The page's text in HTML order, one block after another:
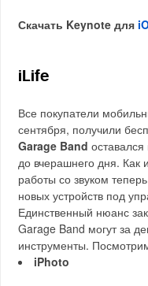
Скачать Keynote для
iLife
Все покупатели
сентября, получили
Garage Band
до вчерашнего дня.
работы со звуком
новых устройств под
Единственный нюанс
Garage Band могут за
инструменты.
iPhoto